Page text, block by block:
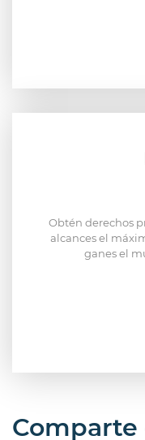
Obtén derechos
alcances el
ganes el
Comparte